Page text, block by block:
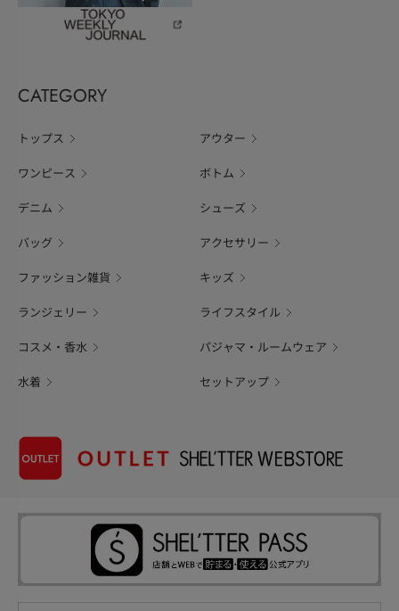
CATEGORY
トップス アウター
ワンピース ボトム
デニム シューズ
バッグ アクセサリー
ファッション雑貨 キッズ
ランジェリー ライフスタイル
コスメ・香水 パジャマ・ルームウェア
水着 セットアップ